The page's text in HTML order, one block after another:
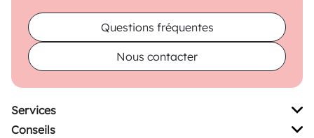
Questions fréquentes
Nous contacter
Services
Conseils